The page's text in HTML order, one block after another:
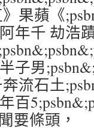
果蘋《
年千 劫浩
子男
流石土
百
要條頭，